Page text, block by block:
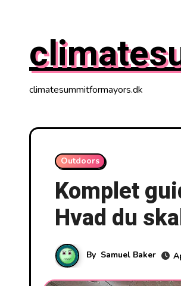
climatesummitformayors.dk
Outdoors
Komplet
Hvad du
By Samuel Baker